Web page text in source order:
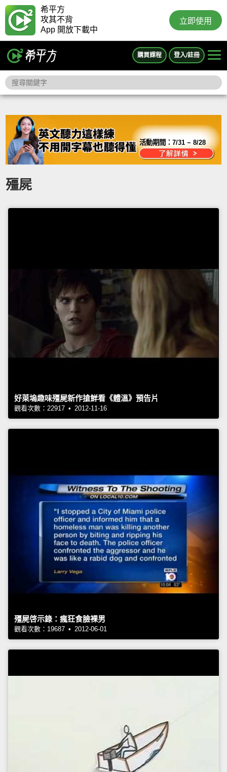
希平方
攻其不背
App 開放下載中
立即使用
購買課程 登入/註冊
活動期間：7/31 ~ 8/28
殭屍
好萊塢趣味殭屍新作搶鮮看《體溫》預告片
觀看次數：22917 • 2012-11-16
殭屍啓示錄：瘋狂食臉裸男
觀看次數：19687 • 2012-06-01